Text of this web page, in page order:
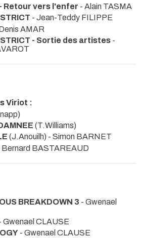
Retour vers l'enfer - Alain TASMA
- Jean-Teddy FILIPPE
AMAR
- Sortie des artistes -
Viriot :
(T.Williams)
(J.Anouilh) - Simon BARNET
Bernard BASTAREAUD
BREAKDOWN 3 - Gwenael
Gwenael CLAUSE
- Gwenael CLAUSE